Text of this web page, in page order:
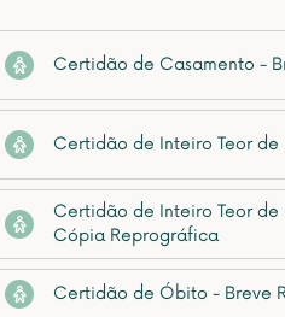
Certidão de Casamento -
Certidão de Inteiro Teor de
Certidão de Inteiro Teor de
Cópia Reprográfica
Certidão de Óbito - Breve